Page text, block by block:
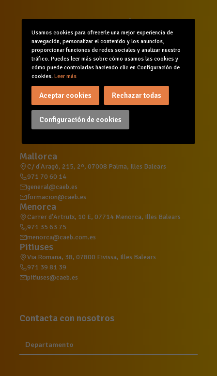
InicioQuiénes somosComunicación
ServiciosFormaciónAgenda
Canal de denuncias
Mallorca
C/ d'Aragó, 215, 2º, 07008 Palma, Illes Balears
971 70 60 14
general@caeb.es
formacion@caeb.es
Menorca
Carrer d'Artrutx, 10 E, 07714 Menorca, Illes Balears
971 35 63 75
menorca@caeb.com.es
Pitiuses
Via Romana, 38, 07800 Eivissa, Illes Balears
971 39 81 39
pitiuses@caeb.es
Contacta con nosotros
Usamos cookies para ofrecerle una mejor experiencia de
navegación, personalizar el contenido y los anuncios,
proporcionar funciones de redes sociales y analizar nuestro
tráfico. Puedes leer más sobre cómo usamos las cookies y
cómo puede controlarlas haciendo clic en Configuración de
cookies. Leer más
Configuración de cookies
Aceptar cookies Rechazar todas